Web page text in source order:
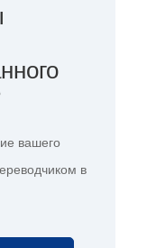
вашего
в